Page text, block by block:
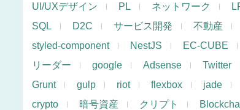
UI/UXデザイン
PL ネットワーク
SQL
D2C サービス開発 不動産
styled-component
NestJS EC-CUBE
リーダー
google Adsense Twitter
Grunt
gulp riot flexbox jade
crypto
暗号資産 クリプト